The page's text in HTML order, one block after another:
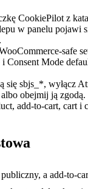
CookiePilot z
w panelu pojawi
safe
Consent Mode
się sbjs_*, wyłącz
obejmij ją zgodą.
add-to-cart, cart i
a add-to-